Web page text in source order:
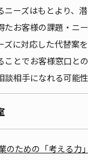
ニーズはもとより、
たお客様の課題・ニ
ズに対応した代替案
ことでお客様窓口と
談相手になれる可能
のための「考える力